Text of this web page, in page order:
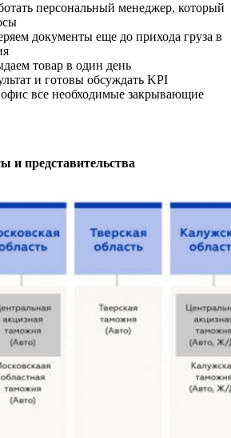
персональный менеджер, который
документы еще до прихода груза в
товар в один день
и готовы обсуждать KPI
все необходимые закрывающие
и представительства